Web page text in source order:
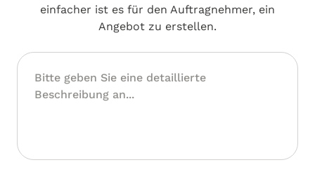
einfacher ist es für den Auftragnehmer, ein
Angebot zu erstellen.